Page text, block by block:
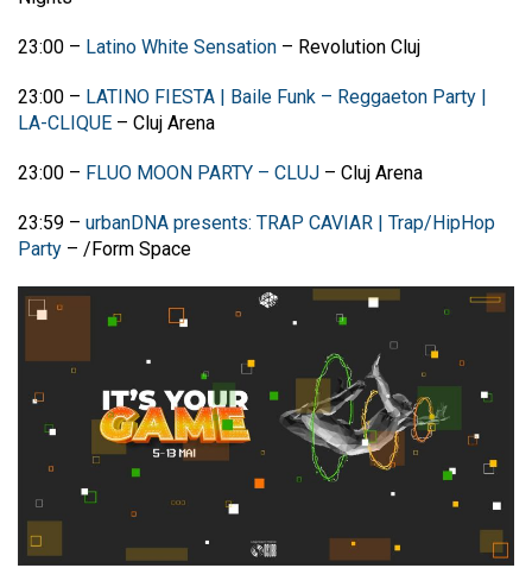
23:00 – Latino White Sensation – Revolution Cluj
23:00 – LATINO FIESTA | Baile Funk – Reggaeton Party |
LA-CLIQUE – Cluj Arena
23:00 – FLUO MOON PARTY – CLUJ – Cluj Arena
23:59 – urbanDNA presents: TRAP CAVIAR | Trap/HipHop
Party – /Form Space